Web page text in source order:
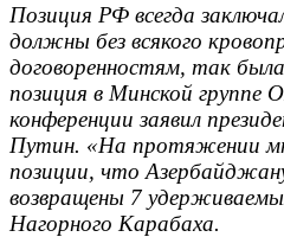
Позиция РФ всегда
должны без всякого
договоренностям, так
позиция в Минской
конференции заявил
Путин. «На протяжении
позиции, что
возвращены 7
Нагорного Карабаха.